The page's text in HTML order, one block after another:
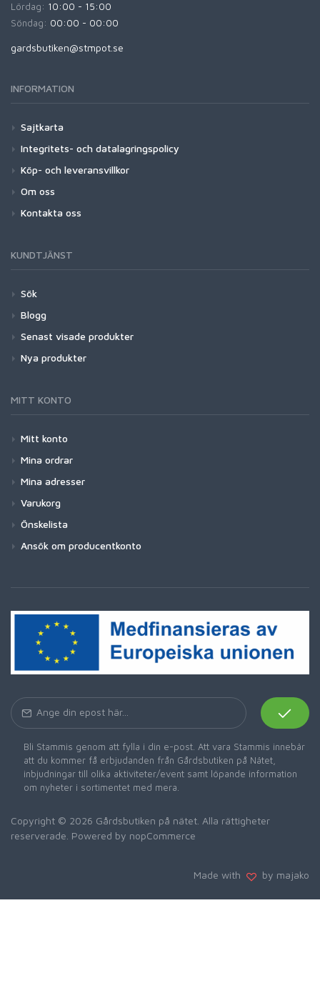
Lördag: 10:00 - 15:00
Söndag: 00:00 - 00:00
gardsbutiken@stmpot.se
INFORMATION
Sajtkarta
Integritets- och datalagringspolicy
Köp- och leveransvillkor
Om oss
Kontakta oss
KUNDTJÄNST
Sök
Blogg
Senast visade produkter
Nya produkter
MITT KONTO
Mitt konto
Mina ordrar
Mina adresser
Varukorg
Önskelista
Ansök om producentkonto
Bli Stammis genom att fylla i din e-post. Att vara Stammis innebär
att du kommer få erbjudanden från Gårdsbutiken på Nätet,
inbjudningar till olika aktiviteter/event samt löpande information
om nyheter i sortimentet med mera.
Copyright © 2026 Gårdsbutiken på nätet. Alla rättigheter
reserverade. Powered by nopCommerce
Made with by majako